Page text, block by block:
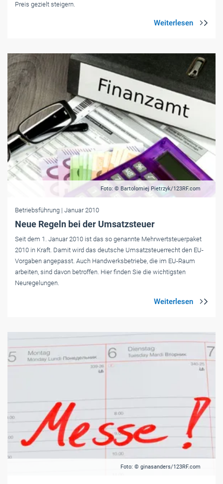
Preis gezielt steigern.
Foto: © Bartolomiej Pietrzyk/123RF.com
Betriebsführung | Januar 2010
Neue Regeln bei der Umsatzsteuer
Seit dem 1. Januar 2010 ist das so genannte Mehrwertsteuerpaket
2010 in Kraft. Damit wird das deutsche Umsatzsteuerrecht den EU-
Vorgaben angepasst. Auch Handwerksbetriebe, die im EU-Raum
arbeiten, sind davon betroffen. Hier finden Sie die wichtigsten
Neuregelungen.
Foto: © ginasanders/123RF.com